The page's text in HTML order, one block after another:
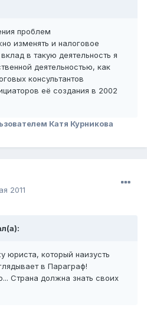
проблем
изменять и налоговое
в такую деятельность я
деятельностью, как
консультантов
её создания в 2002
Катя Курникова
2011
юриста, который наизусть
в Параграф!
Страна должна знать своих